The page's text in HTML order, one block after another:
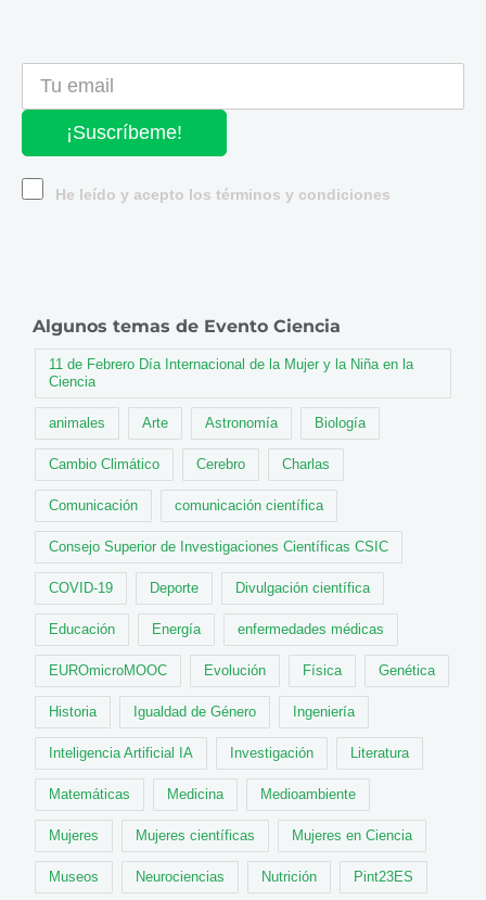
¡Suscríbeme!
He leído y acepto los términos y condiciones
Algunos temas de Evento Ciencia
11 de Febrero Día Internacional de la Mujer y la Niña en la
Ciencia
animales Arte Astronomía Biología
Cambio Climático Cerebro Charlas
Comunicación comunicación científica
Consejo Superior de Investigaciones Científicas CSIC
COVID-19 Deporte Divulgación científica
Educación Energía enfermedades médicas
EUROmicroMOOC Evolución Física Genética
Historia Igualdad de Género Ingeniería
Inteligencia Artificial IA Investigación Literatura
Matemáticas Medicina Medioambiente
Mujeres Mujeres científicas Mujeres en Ciencia
Museos Neurociencias Nutrición Pint23ES